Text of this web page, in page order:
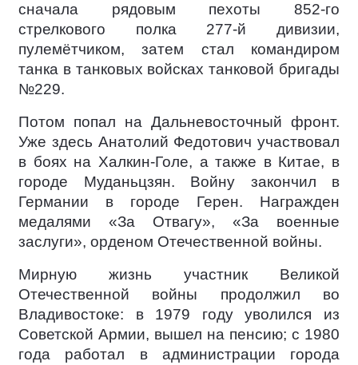
сначала рядовым пехоты 852-го
стрелкового полка 277-й дивизии,
пулемётчиком, затем стал командиром
танка в танковых войсках танковой бригады
№229.
Потом попал на Дальневосточный фронт.
Уже здесь Анатолий Федотович участвовал
в боях на Халкин-Голе, а также в Китае, в
городе Муданьцзян. Войну закончил в
Германии в городе Герен. Награжден
медалями «За Отвагу», «За военные
заслуги», орденом Отечественной войны.
Мирную жизнь участник Великой
Отечественной войны продолжил во
Владивостоке: в 1979 году уволился из
Советской Армии, вышел на пенсию; с 1980
года работал в администрации города